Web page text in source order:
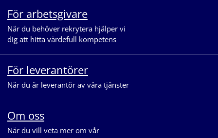
För arbetsgivare
När du behöver rekrytera hjälper vi
dig att hitta värdefull kompetens
För leverantörer
När du är leverantör av våra tjänster
Om oss
När du vill veta mer om vår